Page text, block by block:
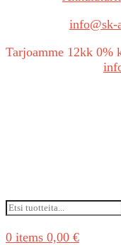
info@sk-
Tarjoamme 12kk 0%
0 items 0,00 €